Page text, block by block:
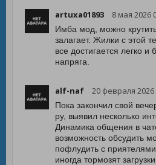
artuxa01893 8 мая 2026
Имба мод, можно
залагает. Жилки с этой
все достигается легко и
напряга.
alf-naf 20 февраля 2026
Пока закончил свой
ру, выявил несколько
Динамика общения в
возможность обсудить
пофлудить с
иногда тормозят